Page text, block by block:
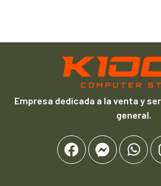
Empresa dedicada a la venta y
general.